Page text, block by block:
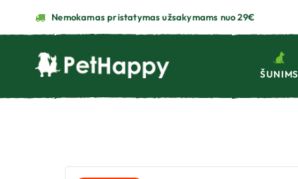
Nemokamas pristatymas užsakymams nuo 29€
ŠUNIMS